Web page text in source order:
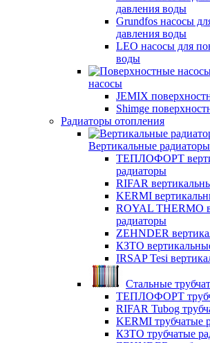
давления воды
Grundfos насосы
давления воды
LEO насосы для
воды
насосы
JEMIX
Shimge
Радиаторы отопления
Вертикальные
ТЕПЛОФОРТ
радиаторы
RIFAR
KERMI
ROYAL THERMO
радиаторы
ZEHNDER
КЗТО
IRSAP Tesi
Стальные
ТЕПЛОФОРТ
RIFAR Tubog
KERMI трубчатые
КЗТО трубчатые